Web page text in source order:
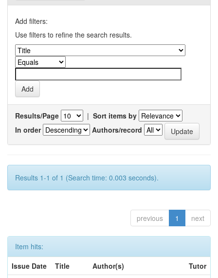
Add filters:
Use filters to refine the search results.
Results/Page | Sort items by
In order
Authors/record
Results 1-1 of 1 (Search time: 0.003 seconds).
previous 1 next
Item hits:
Issue Date
Title Author(s)
Tutor